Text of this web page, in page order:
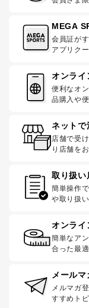
MEGA
会員証が
アプリク
オンライ
便利なオ
品購入や
ネットで
店舗で受
り店舗を
取り扱い
簡単操作
や取り扱
オンライ
簡単なア
合った最
メールマ
メルマガ
すすめト